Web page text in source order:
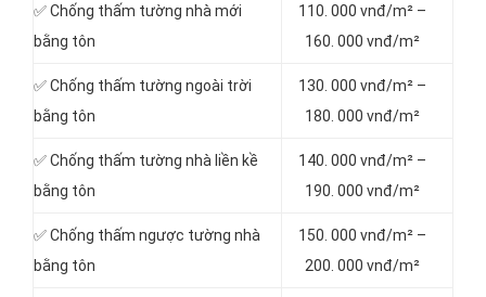
✅ Chống thấm tường nhà mới
bằng tôn
110. 000 vnđ/m² –
160. 000 vnđ/m²
✅ Chống thấm tường ngoài trời
bằng tôn
130. 000 vnđ/m² –
180. 000 vnđ/m²
✅ Chống thấm tường nhà liền kề
bằng tôn
140. 000 vnđ/m² –
190. 000 vnđ/m²
✅ Chống thấm ngược tường nhà
bằng tôn
150. 000 vnđ/m² –
200. 000 vnđ/m²